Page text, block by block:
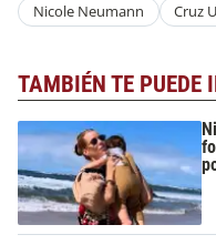
Nicole Neumann Cruz
TAMBIÉN TE PUEDE